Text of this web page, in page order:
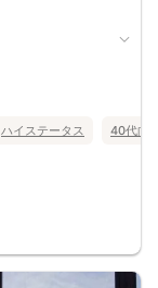
ハイステータス 40代向